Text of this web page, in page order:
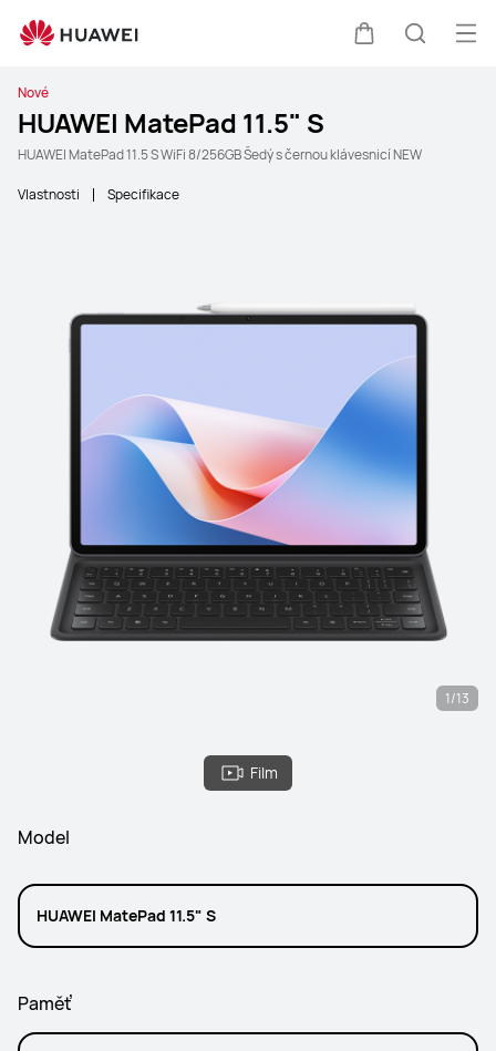
Nové
HUAWEI MatePad 11.5" S
HUAWEI MatePad 11.5 S WiFi 8/256GB Šedý s černou klávesnicí NEW
Vlastnosti Specifikace
Film
1/13
Model
HUAWEI MatePad 11.5" S
Paměť